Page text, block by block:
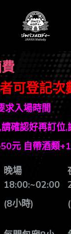
可登記次
求入場時間
確認好再訂位,
元 自帶酒類
晚場
18:00:~02:00
(8小時)